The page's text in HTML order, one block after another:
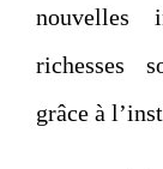
nouvelles
richesses
grâce à